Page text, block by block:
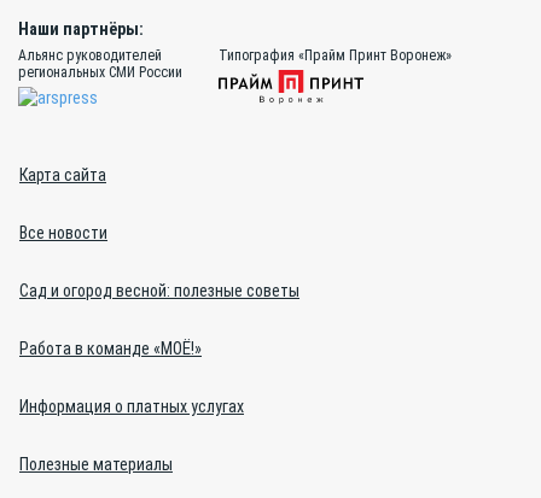
Наши партнёры:
Альянс руководителей
региональных СМИ России
Типография «Прайм Принт Воронеж»
Карта сайта
Все новости
Сад и огород весной: полезные советы
Работа в команде «МОЁ!»
Информация о платных услугах
Полезные материалы